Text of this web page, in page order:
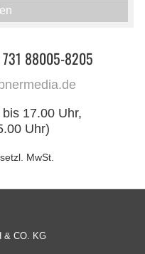
731 88005-8205
17.00 Uhr,
Uhr)
MwSt.
& CO. KG